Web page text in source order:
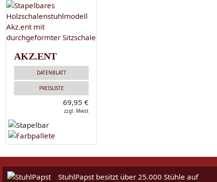
AKZ.ENT
DATENBLATT
PREISLISTE
69,95 €
zzgl. Mwst
StuhlPapst besitzt über 25.000 Stühle auf